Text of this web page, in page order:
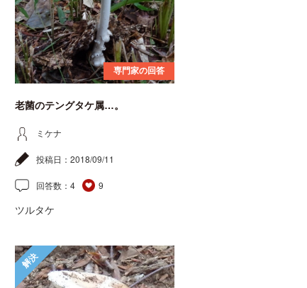
専門家の回答
老菌のテングタケ属…。
ミケナ
投稿日： 2018/09/11
回答数： 4 9
ツルタケ
解決